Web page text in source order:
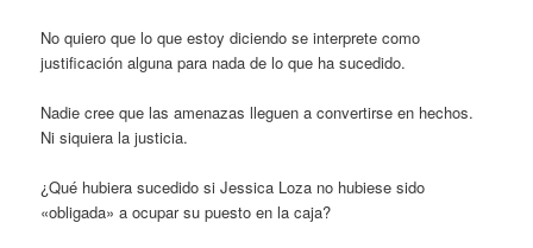
No quiero que lo que estoy diciendo se interprete como
justificación alguna para nada de lo que ha sucedido.
Nadie cree que las amenazas lleguen a convertirse en hechos.
Ni siquiera la justicia.
¿Qué hubiera sucedido si Jessica Loza no hubiese sido
«obligada» a ocupar su puesto en la caja?